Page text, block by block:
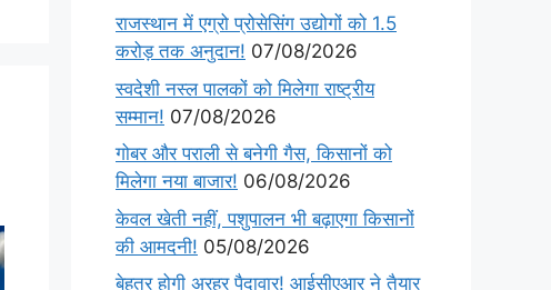
राजस्थान में एग्रो प्रोसेसिंग उद्योगों को 1.5
करोड़ तक अनुदान! 07/08/2026
स्वदेशी नस्ल पालकों को मिलेगा राष्ट्रीय
सम्मान! 07/08/2026
गोबर और पराली से बनेगी गैस, किसानों को
मिलेगा नया बाजार! 06/08/2026
केवल खेती नहीं, पशुपालन भी बढ़ाएगा किसानों
की आमदनी! 05/08/2026
बेहतर होगी अरहर पैदावार! आईसीएआर ने तैयार